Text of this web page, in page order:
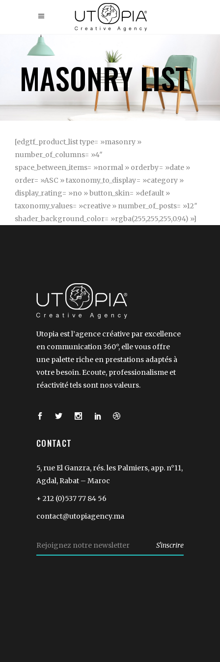
MASONRY LIST
[edgtf_product_list type= »masonry »
number_of_columns= »4″
space_between_items= »normal » orderby= »date »
order= »ASC » taxonomy_to_display= »category »
display_rating= »no » button_skin= »default »
taxonomy_values= »creative » number_of_posts= »12″
shader_background_color= »rgba(255,255,255,0.94) »]
Utopia est l’agence créative par excellence
en communication 360°, elle vous offre
une palette riche en prestations adaptés à
votre besoin. Ecoute, professionalisme et
réactivité tels sont nos valeurs.
CONTACT
5, rue El Ganzra, rés. les Palmiers, app. n°11,
Agdal, Rabat – Maroc
+ 212 (0)537 77 84 56
contact@utopiagency.ma